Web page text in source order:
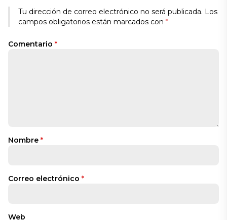
Tu dirección de correo electrónico no será publicada. Los
campos obligatorios están marcados con *
Comentario *
Nombre *
Correo electrónico *
Web